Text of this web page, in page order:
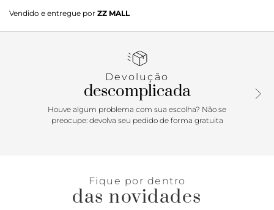
formato quadrado e estruturado e acabamento texturizado.
Na capa frontal, apresenta bolso com costuras marcadas e
Traz alça lateral em tira fina ajustável e corrente metálica.
Vendido e entregue por ZZ MALL
Devolução
descomplicada
Houve algum problema com sua escolha? Não se
preocupe: devolva seu pedido de forma gratuita
Fique por dentro
das novidades